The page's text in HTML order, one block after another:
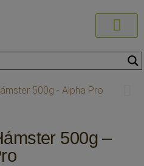
500g –